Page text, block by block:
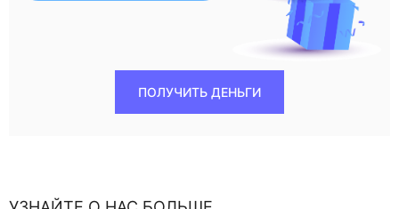
ПОЛУЧИТЬ ДЕНЬГИ